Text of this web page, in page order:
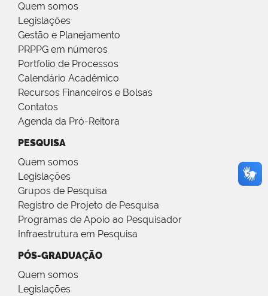
Quem somos
Legislações
Gestão e Planejamento
PRPPG em números
Portfolio de Processos
Calendário Acadêmico
Recursos Financeiros e Bolsas
Contatos
Agenda da Pró-Reitora
PESQUISA
Quem somos
Legislações
Grupos de Pesquisa
Registro de Projeto de Pesquisa
Programas de Apoio ao Pesquisador
Infraestrutura em Pesquisa
PÓS-GRADUAÇÃO
Quem somos
Legislações